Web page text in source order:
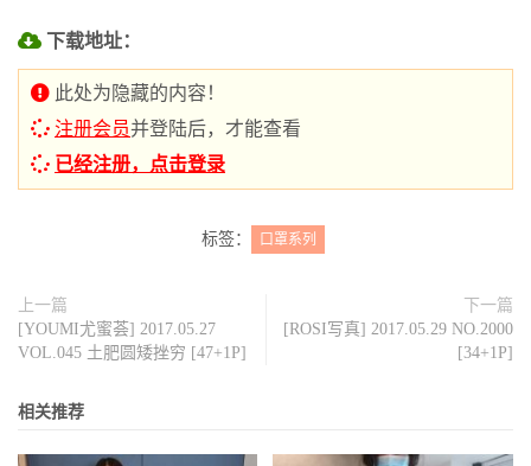
下载地址：
此处为隐藏的内容！
注册会员并登陆后，才能查看
已经注册，点击登录
标签： 口罩系列
上一篇
[YOUMI尤蜜荟] 2017.05.27
VOL.045 土肥圆矮挫穷 [47+1P]
下一篇
[ROSI写真] 2017.05.29 NO.2000
[34+1P]
相关推荐